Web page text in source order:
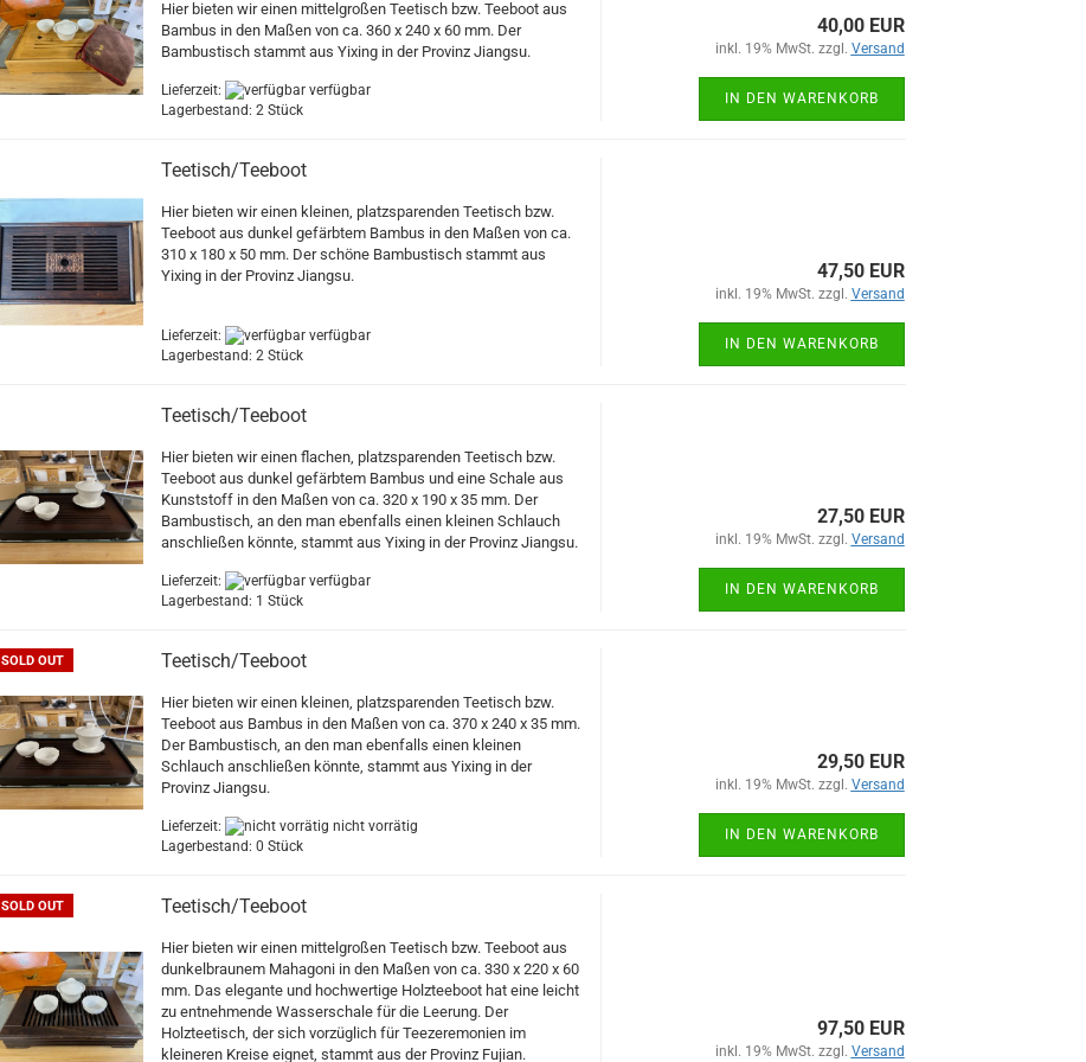
Hier bieten wir einen mittelgroßen Teetisch bzw. Teeboot aus
Bambus in den Maßen von ca. 360 x 240 x 60 mm. Der
Bambustisch stammt aus Yixing in der Provinz Jiangsu.
Lieferzeit:
verfügbar
Lagerbestand: 2 Stück
40,00 EUR
inkl. 19% MwSt. zzgl. Versand
IN DEN WARENKORB
Teetisch/Teeboot
Hier bieten wir einen kleinen, platzsparenden Teetisch bzw.
Teeboot aus dunkel gefärbtem Bambus in den Maßen von ca.
310 x 180 x 50 mm. Der schöne Bambustisch stammt aus
Yixing in der Provinz Jiangsu.
Lieferzeit:
verfügbar
Lagerbestand: 2 Stück
47,50 EUR
inkl. 19% MwSt. zzgl. Versand
IN DEN WARENKORB
Teetisch/Teeboot
Hier bieten wir einen flachen, platzsparenden Teetisch bzw.
Teeboot aus dunkel gefärbtem Bambus und eine Schale aus
Kunststoff in den Maßen von ca. 320 x 190 x 35 mm. Der
Bambustisch, an den man ebenfalls einen kleinen Schlauch
anschließen könnte, stammt aus Yixing in der Provinz Jiangsu.
Lieferzeit:
verfügbar
Lagerbestand: 1 Stück
27,50 EUR
inkl. 19% MwSt. zzgl. Versand
IN DEN WARENKORB
SOLD OUT Teetisch/Teeboot
Hier bieten wir einen kleinen, platzsparenden Teetisch bzw.
Teeboot aus Bambus in den Maßen von ca. 370 x 240 x 35 mm.
Der Bambustisch, an den man ebenfalls einen kleinen
Schlauch anschließen könnte, stammt aus Yixing in der
Provinz Jiangsu.
Lieferzeit:
nicht vorrätig
Lagerbestand: 0 Stück
29,50 EUR
inkl. 19% MwSt. zzgl. Versand
IN DEN WARENKORB
SOLD OUT Teetisch/Teeboot
Hier bieten wir einen mittelgroßen Teetisch bzw. Teeboot aus
dunkelbraunem Mahagoni in den Maßen von ca. 330 x 220 x 60
mm. Das elegante und hochwertige Holzteeboot hat eine leicht
zu entnehmende Wasserschale für die Leerung. Der
Holzteetisch, der sich vorzüglich für Teezeremonien im
kleineren Kreise eignet, stammt aus der Provinz Fujian.
97,50 EUR
inkl. 19% MwSt. zzgl. Versand